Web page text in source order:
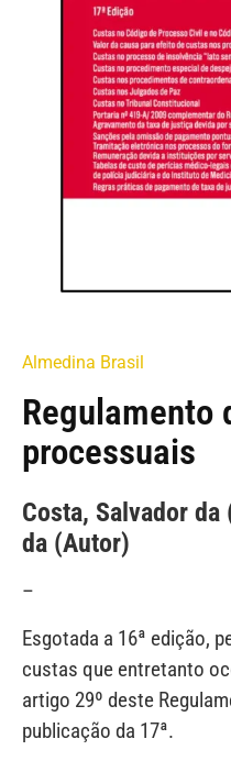
Almedina Brasil
Regulamento
processuais
Costa, Salvador
da (Autor)
–
Esgotada a 16ª edição,
custas que entretanto
artigo 29º deste
publicação da 17ª.